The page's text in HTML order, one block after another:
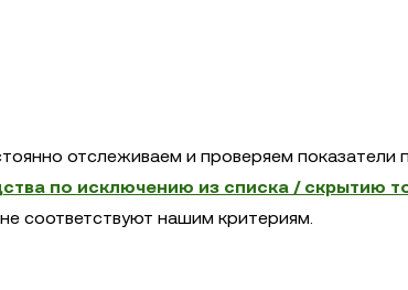
отслеживаем и проверяем показатели
по исключению из списка / скрытию
соответствуют нашим критериям.